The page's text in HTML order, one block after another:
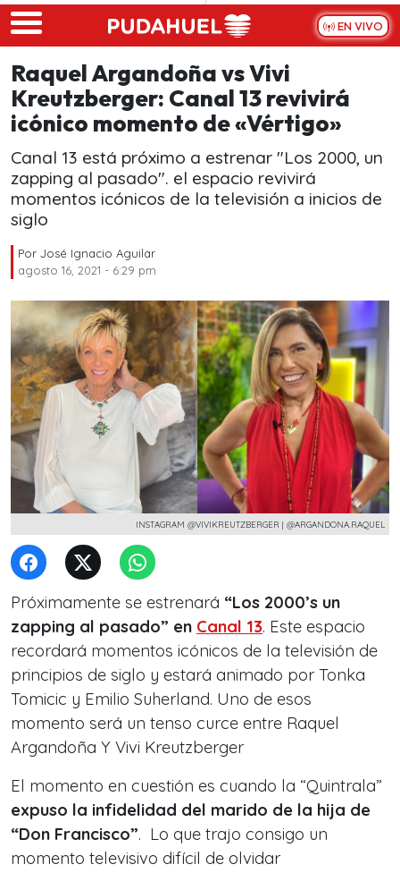
Skip to main content
EN VIVO
Raquel Argandoña vs Vivi
Kreutzberger: Canal 13 revivirá
icónico momento de «Vértigo»
Canal 13 está próximo a estrenar "Los 2000, un
zapping al pasado". el espacio revivirá
momentos icónicos de la televisión a inicios de
siglo
Por José Ignacio Aguilar
agosto 16, 2021 - 6:29 pm
INSTAGRAM @VIVIKREUTZBERGER | @ARGANDONA.RAQUEL
Próximamente se estrenará “Los 2000’s un
zapping al pasado” en Canal 13. Este espacio
recordará momentos icónicos de la televisión de
principios de siglo y estará animado por Tonka
Tomicic y Emilio Suherland. Uno de esos
momento será un tenso curce entre Raquel
Argandoña Y Vivi Kreutzberger
El momento en cuestión es cuando la “Quintrala”
expuso la infidelidad del marido de la hija de
“Don Francisco”. Lo que trajo consigo un
momento televisivo difícil de olvidar